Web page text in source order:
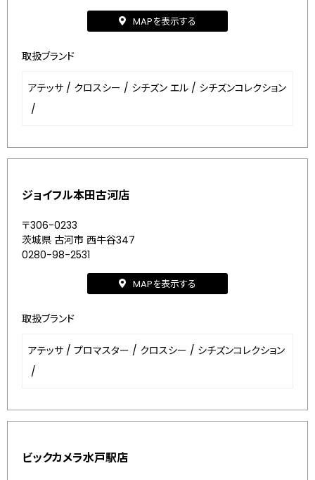
MAPを表示する
取扱ブランド
アテッサ / クロスシー / シチズン エル / シチズンコレクション
/
ジョイフル本田古河店
〒306-0233
茨城県 古河市 西牛谷347
0280-98-2531
MAPを表示する
取扱ブランド
アテッサ / プロマスター / クロスシー / シチズンコレクション
/
ビックカメラ水戸駅店